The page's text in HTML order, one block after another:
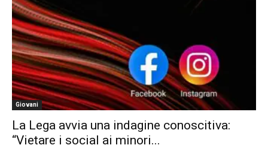
Giovani
La Lega avvia una indagine conoscitiva:
“Vietare i social ai minori...